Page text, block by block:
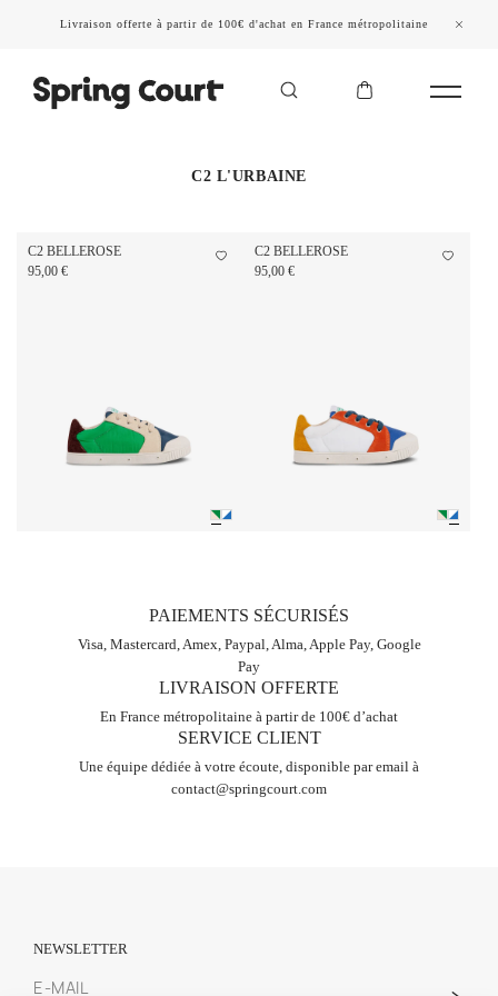
Livraison offerte à partir de 100€ d'achat en France métropolitaine
C2 L'URBAINE
C2 BELLEROSE
95,00 €
C2 BELLEROSE
95,00 €
PAIEMENTS SÉCURISÉS
Visa, Mastercard, Amex, Paypal, Alma, Apple Pay, Google
Pay
LIVRAISON OFFERTE
En France métropolitaine à partir de 100€ d’achat
SERVICE CLIENT
Une équipe dédiée à votre écoute, disponible par email à
contact@springcourt.com
NEWSLETTER